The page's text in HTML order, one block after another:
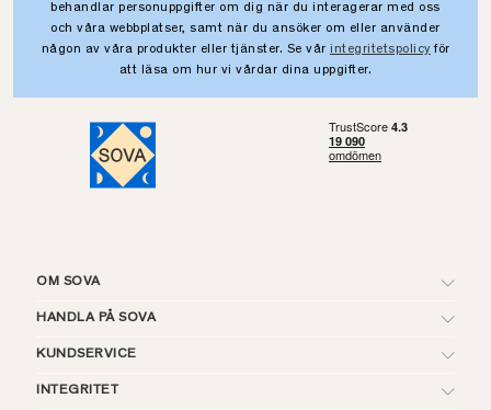
behandlar personuppgifter om dig när du interagerar med oss
och våra webbplatser, samt när du ansöker om eller använder
någon av våra produkter eller tjänster. Se vår integritetspolicy för
att läsa om hur vi vårdar dina uppgifter.
OM SOVA
HANDLA PÅ SOVA
KUNDSERVICE
INTEGRITET